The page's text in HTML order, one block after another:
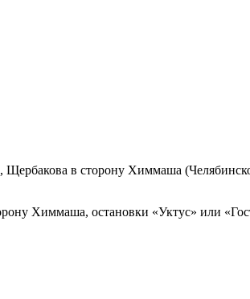
в сторону Химмаша
Химмаша, остановки «Уктус» или